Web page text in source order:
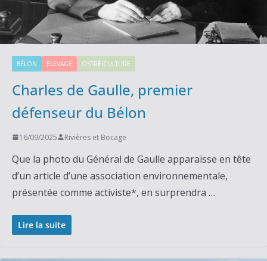
BÉLON ELEVAGE OSTRÉICULTURE
Charles de Gaulle, premier
défenseur du Bélon
16/09/2025 Rivières et Bocage
Que la photo du Général de Gaulle apparaisse en tête
d’un article d’une association environnementale,
présentée comme activiste*, en surprendra …
Lire la suite